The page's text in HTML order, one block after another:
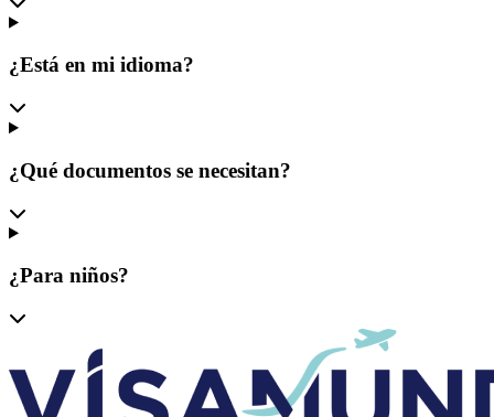
¿Está en mi idioma?
¿Qué documentos se necesitan?
¿Para niños?